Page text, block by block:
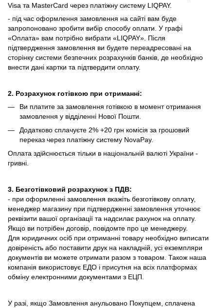
Visa та MasterCard через платіжну систему LIQPAY.
- під час оформлення замовлення на сайті вам буде
запропоновано зробити вибір способу оплати. У графі
«Оплата» вам потрібно вибрати «LIQPAY». Після
підтвердження замовлення ви будете переадресовані на
сторінку системи безпечних розрахунків банків, де необхідно
внести дані картки та підтвердити оплату.
2. Розрахунок готівкою при отриманні:
Ви платите за замовлення готівкою в момент отримання
замовлення у відділенні Нової Пошти.
Додатково сплачуєте 2% +20 грн комісія за грошовий
переказ через платіжну систему NovaPay.
Оплата здійснюється тільки в національній валюті України -
гривні.
3. Безготівковий розрахунок з ПДВ:
- при оформленні замовлення вкажіть безготівкову оплату,
менеджер магазину при підтвердженні замовлення уточнює
реквізити вашої організації та надсилає рахунок на оплату.
Якщо ви потрібен договір, повідомте про це менеджеру.
Для юридичних осіб при отриманні товару необхідно виписати
довіреність або поставити друк на накладній, усі екземпляри
документів ви можете отримати разом з товаром. Також наша
компанія використовує ЕДО і присутня на всіх платформах
обміну електронними документами з ЕЦП.
У разі, якщо Замовлення анульовано Покупцем, сплачена